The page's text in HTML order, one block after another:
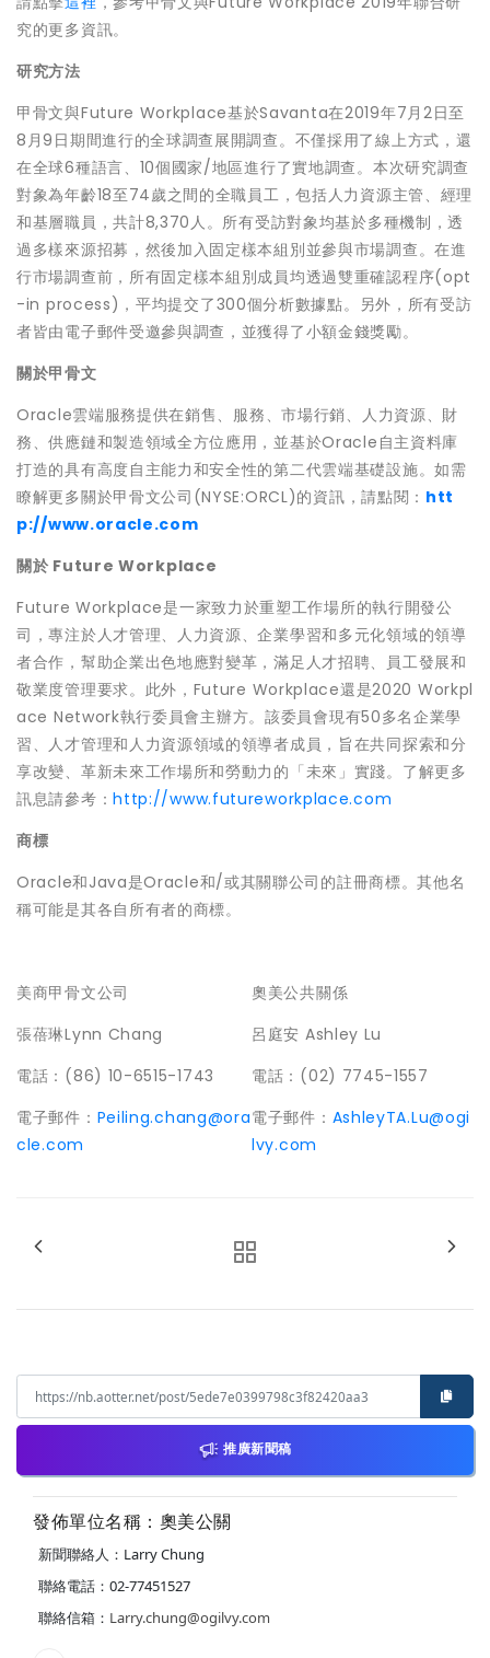
究的更多資訊。
研究方法
甲骨文與Future Workplace基於Savanta在2019年7月2日至
8月9日期間進行的全球調查展開調查。不僅採用了線上方式，還
在全球6種語言、10個國家/地區進行了實地調查。本次研究調查
對象為年齡18至74歲之間的全職員工，包括人力資源主管、經理
和基層職員，共計8,370人。所有受訪對象均基於多種機制，透
過多樣來源招募，然後加入固定樣本組別並參與市場調查。在進
行市場調查前，所有固定樣本組別成員均透過雙重確認程序(opt
-in process)，平均提交了300個分析數據點。另外，所有受訪
者皆由電子郵件受邀參與調查，並獲得了小額金錢獎勵。
關於甲骨文
Oracle雲端服務提供在銷售、服務、市場行銷、人力資源、財
務、供應鏈和製造領域全方位應用，並基於Oracle自主資料庫
打造的具有高度自主能力和安全性的第二代雲端基礎設施。如需
瞭解更多關於甲骨文公司(NYSE:ORCL)的資訊，請點閱： htt
p://www.oracle.com
關於 Future Workplace
Future Workplace是一家致力於重塑工作場所的執行開發公
司，專注於人才管理、人力資源、企業學習和多元化領域的領導
者合作，幫助企業出色地應對變革，滿足人才招聘、員工發展和
敬業度管理要求。此外，Future Workplace還是2020 Workpl
ace Network執行委員會主辦方。該委員會現有50多名企業學
習、人才管理和人力資源領域的領導者成員，旨在共同探索和分
享改變、革新未來工作場所和勞動力的「未來」實踐。了解更多
訊息請參考：http://www.futureworkplace.com
商標
Oracle和Java是Oracle和/或其關聯公司的註冊商標。其他名
稱可能是其各自所有者的商標。
美商甲骨文公司
張蓓琳Lynn Chang
電話：(86) 10-6515-1743
電子郵件： Peiling.chang@ora
cle.com
奧美公共關係
呂庭安 Ashley Lu
電話：(02) 7745-1557
電子郵件： AshleyTA.Lu@ogi
lvy.com
推廣新聞稿
發佈單位名稱：奧美公關
新聞聯絡人：Larry Chung
聯絡電話：02-77451527
聯絡信箱： Larry.chung@ogilvy.com